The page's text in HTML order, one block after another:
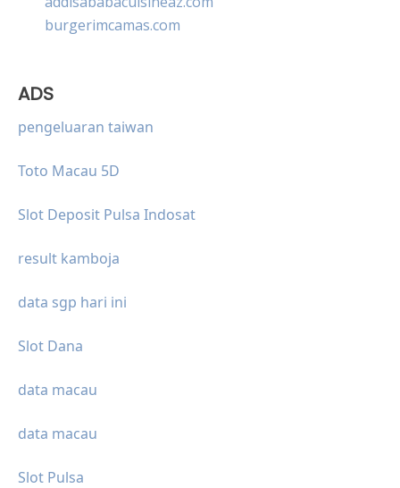
burgerimcamas.com
ADS
pengeluaran taiwan
Toto Macau 5D
Slot Deposit Pulsa Indosat
result kamboja
data sgp hari ini
Slot Dana
data macau
data macau
Slot Pulsa